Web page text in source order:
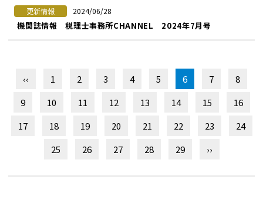
更新情報 2024/06/28
機関誌情報 税理士事務所CHANNEL 2024年7月号
‹‹ 1 2 3 4 5 6 7
8
9
10 11 12 13 14 15
16
17
18 19 20 21 22 23
24
25
26 27 28 29 ››